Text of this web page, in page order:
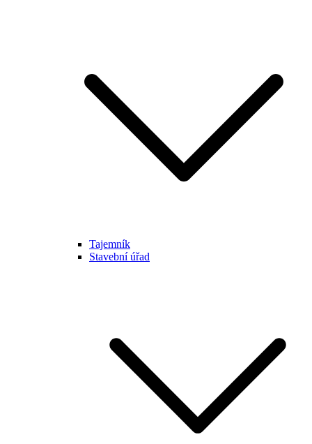
Tajemník
Stavební úřad